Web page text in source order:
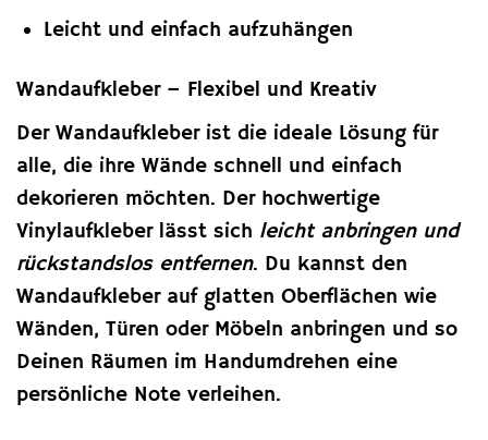
Leicht und einfach aufzuhängen
Wandaufkleber – Flexibel und Kreativ
Der Wandaufkleber ist die ideale Lösung für
alle, die ihre Wände schnell und einfach
dekorieren möchten. Der hochwertige
Vinylaufkleber lässt sich leicht anbringen und
rückstandslos entfernen. Du kannst den
Wandaufkleber auf glatten Oberflächen wie
Wänden, Türen oder Möbeln anbringen und so
Deinen Räumen im Handumdrehen eine
persönliche Note verleihen.